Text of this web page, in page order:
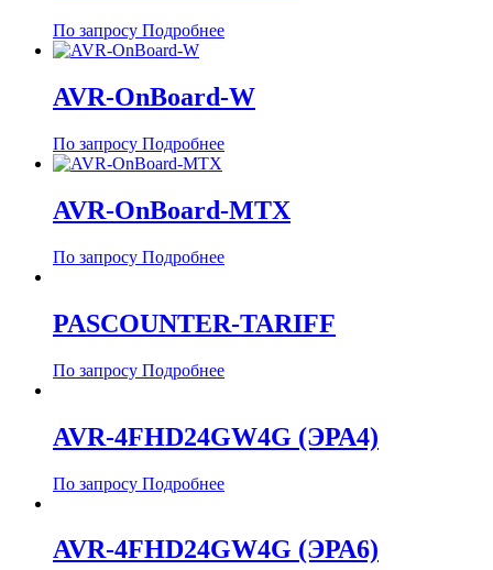
По запросу Подробнее
AVR-OnBoard-W
По запросу Подробнее
AVR-OnBoard-MTX
По запросу Подробнее
PASCOUNTER-TARIFF
По запросу Подробнее
AVR-4FHD24GW4G (ЭРА4)
По запросу Подробнее
AVR-4FHD24GW4G (ЭРА6)